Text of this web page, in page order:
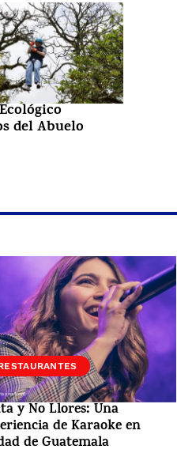
del Abuelo
y No Llores: Una
de Karaoke en
de Guatemala